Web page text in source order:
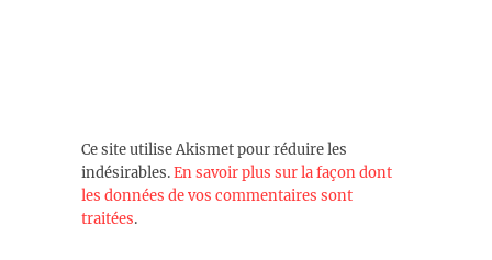
Ce site utilise Akismet pour réduire les
indésirables.En savoir plus sur la façon dont
les données de vos commentaires sont
traitées.